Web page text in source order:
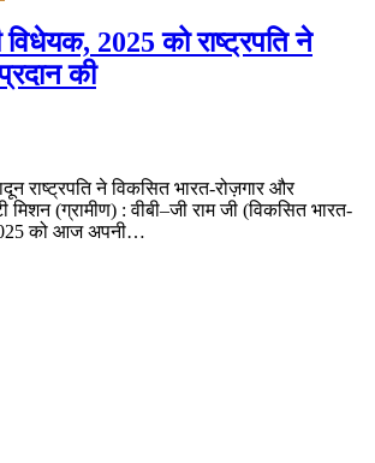
विधेयक, 2025 को राष्ट्रपति ने
की
राष्ट्रपति ने विकसित भारत-रोज़गार और
मिशन (ग्रामीण) : वीबी–जी राम जी (विकसित भारत-
को आज अपनी…